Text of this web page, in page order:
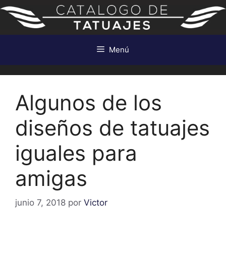
Saltar
contenido
Menú
Algunos de los
diseños de tatuajes
iguales para
amigas
junio 7, 2018 por Victor